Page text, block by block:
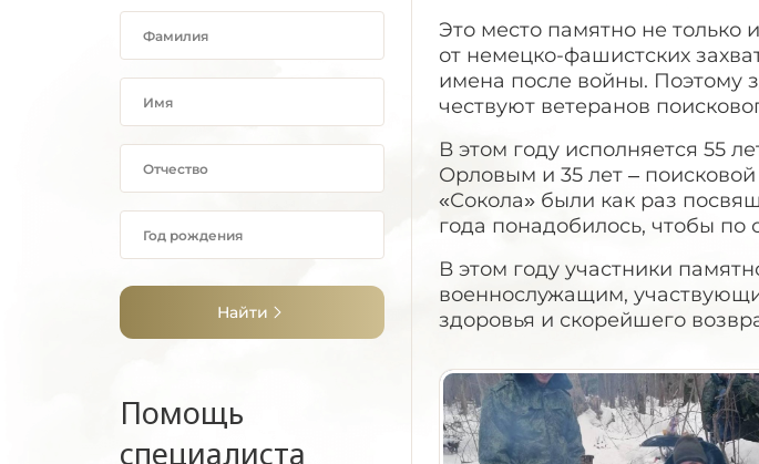
Найти
Помощь
специалиста
Это место памятно не только
от немецко-фашистских
имена после войны. Поэтому
чествуют ветеранов
В этом году исполняется 55
Орловым и 35 лет –
«Сокола» были как раз
года понадобилось, чтобы
В этом году участники
военнослужащим,
здоровья и скорейшего